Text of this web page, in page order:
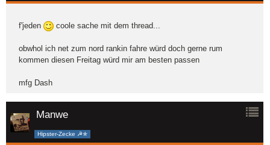
f'jeden coole sache mit dem thread...
obwhol ich net zum nord rankin fahre würd doch gerne rum
kommen diesen Freitag würd mir am besten passen
mfg Dash
Manwe
Hipster-Zecke ☭✯